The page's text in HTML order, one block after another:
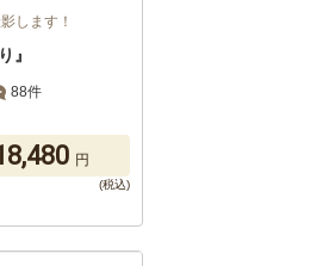
します！
』
88件
円